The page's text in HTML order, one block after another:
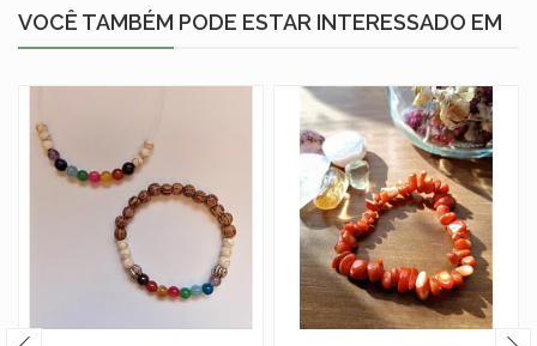
VOCÊ TAMBÉM PODE ESTAR INTERESSADO EM